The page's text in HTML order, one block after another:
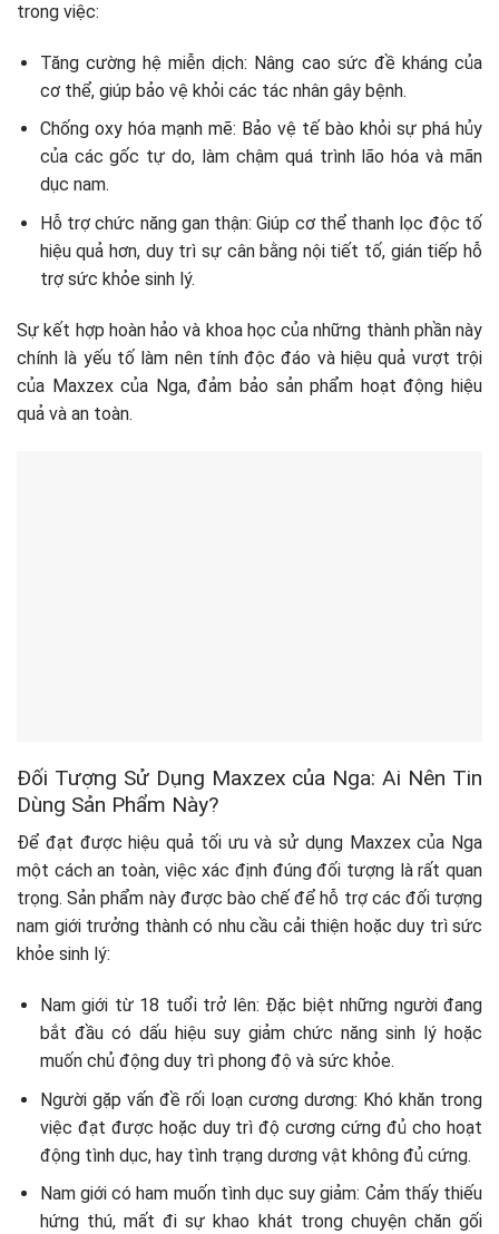
trong việc:
Tăng cường hệ miễn dịch: Nâng cao sức đề kháng của
cơ thể, giúp bảo vệ khỏi các tác nhân gây bệnh.
Chống oxy hóa mạnh mẽ: Bảo vệ tế bào khỏi sự phá hủy
của các gốc tự do, làm chậm quá trình lão hóa và mãn
dục nam.
Hỗ trợ chức năng gan thận: Giúp cơ thể thanh lọc độc tố
hiệu quả hơn, duy trì sự cân bằng nội tiết tố, gián tiếp hỗ
trợ sức khỏe sinh lý.
Sự kết hợp hoàn hảo và khoa học của những thành phần này
chính là yếu tố làm nên tính độc đáo và hiệu quả vượt trội
của Maxzex của Nga, đảm bảo sản phẩm hoạt động hiệu
quả và an toàn.
Đối Tượng Sử Dụng Maxzex của Nga: Ai Nên Tin
Dùng Sản Phẩm Này?
Để đạt được hiệu quả tối ưu và sử dụng Maxzex của Nga
một cách an toàn, việc xác định đúng đối tượng là rất quan
trọng. Sản phẩm này được bào chế để hỗ trợ các đối tượng
nam giới trưởng thành có nhu cầu cải thiện hoặc duy trì sức
khỏe sinh lý:
Nam giới từ 18 tuổi trở lên: Đặc biệt những người đang
bắt đầu có dấu hiệu suy giảm chức năng sinh lý hoặc
muốn chủ động duy trì phong độ và sức khỏe.
Người gặp vấn đề rối loạn cương dương: Khó khăn trong
việc đạt được hoặc duy trì độ cương cứng đủ cho hoạt
động tình dục, hay tình trạng dương vật không đủ cứng.
Nam giới có ham muốn tình dục suy giảm: Cảm thấy thiếu
hứng thú, mất đi sự khao khát trong chuyện chăn gối